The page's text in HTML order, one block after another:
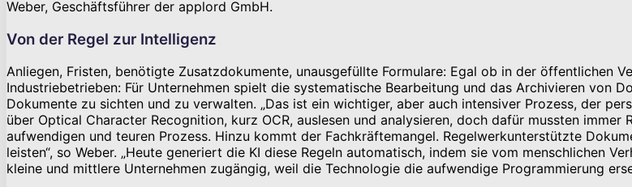
Weber, Geschäftsführer der applord GmbH.
Von der Regel zur Intelligenz
Anliegen, Fristen, benötigte Zusatzdokumente, unausgefüllte Formulare: Egal ob in der öffentlichen
Industriebetrieben: Für Unternehmen spielt die systematische Bearbeitung und das Archivieren von
Dokumente zu sichten und zu verwalten. „Das ist ein wichtiger, aber auch intensiver Prozess, der
über Optical Character Recognition, kurz OCR, auslesen und analysieren, doch dafür mussten
aufwendigen und teuren Prozess. Hinzu kommt der Fachkräftemangel. Regelwerkunterstützte
leisten“, so Weber. „Heute generiert die KI diese Regeln automatisch, indem sie vom menschlichen
kleine und mittlere Unternehmen zugängig, weil die Technologie die aufwendige Programmierung